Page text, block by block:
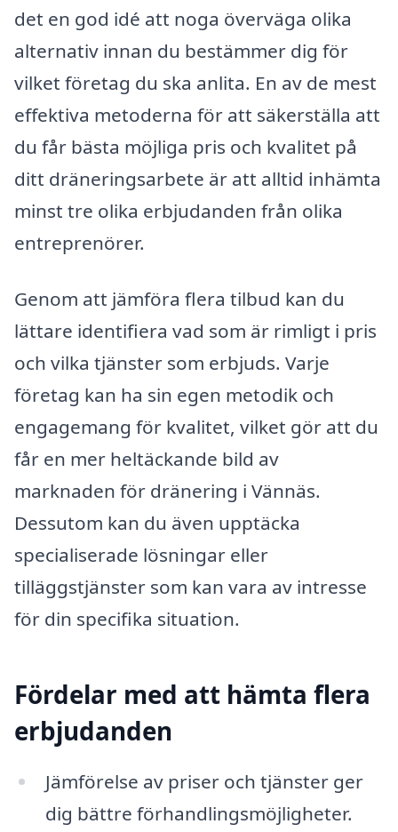
det en god idé att noga överväga olika
alternativ innan du bestämmer dig för
vilket företag du ska anlita. En av de mest
effektiva metoderna för att säkerställa att
du får bästa möjliga pris och kvalitet på
ditt dräneringsarbete är att alltid inhämta
minst tre olika erbjudanden från olika
entreprenörer.
Genom att jämföra flera tilbud kan du
lättare identifiera vad som är rimligt i pris
och vilka tjänster som erbjuds. Varje
företag kan ha sin egen metodik och
engagemang för kvalitet, vilket gör att du
får en mer heltäckande bild av
marknaden för dränering i Vännäs.
Dessutom kan du även upptäcka
specialiserade lösningar eller
tilläggstjänster som kan vara av intresse
för din specifika situation.
Fördelar med att hämta flera
erbjudanden
Jämförelse av priser och tjänster ger
dig bättre förhandlingsmöjligheter.